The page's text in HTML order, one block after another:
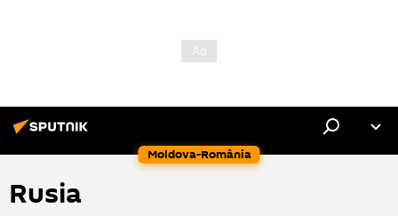
Moldova-România
Rusia